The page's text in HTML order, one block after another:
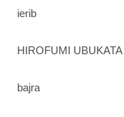
ierib
HIROFUMI
bajra